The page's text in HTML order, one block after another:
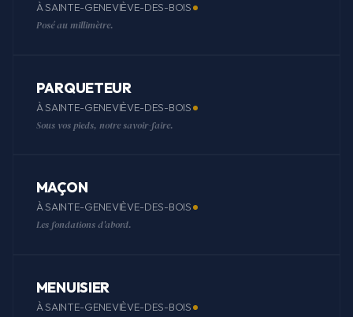
À SAINTE-GENEVIÈVE-DES-BOIS
Posé au millimètre.
PARQUETEUR
À SAINTE-GENEVIÈVE-DES-BOIS
Sous vos pieds, notre savoir-faire.
MAÇON
À SAINTE-GENEVIÈVE-DES-BOIS
Les fondations d'abord.
MENUISIER
À SAINTE-GENEVIÈVE-DES-BOIS